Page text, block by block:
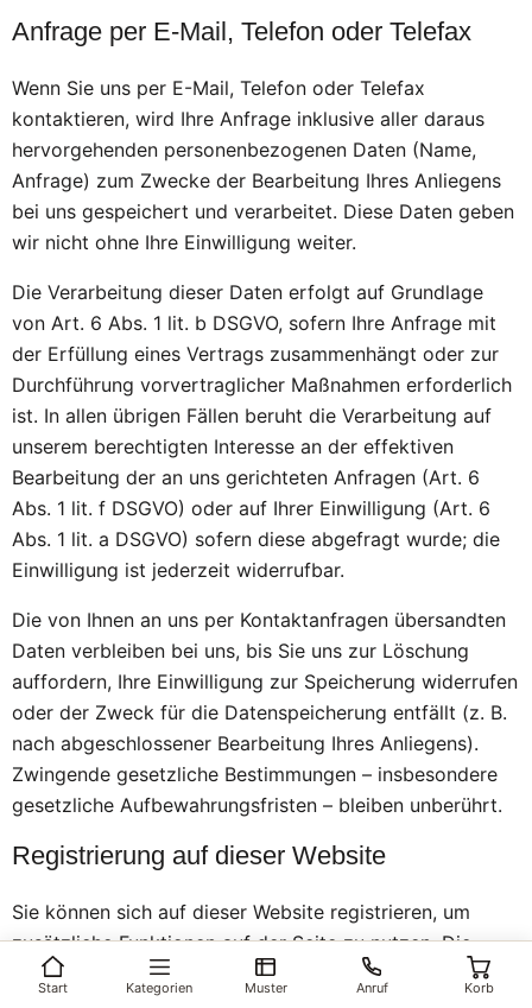
Anfrage per E-Mail, Telefon oder Telefax
Wenn Sie uns per E-Mail, Telefon oder Telefax
kontaktieren, wird Ihre Anfrage inklusive aller daraus
hervorgehenden personenbezogenen Daten (Name,
Anfrage) zum Zwecke der Bearbeitung Ihres Anliegens
bei uns gespeichert und verarbeitet. Diese Daten geben
wir nicht ohne Ihre Einwilligung weiter.
Die Verarbeitung dieser Daten erfolgt auf Grundlage
von Art. 6 Abs. 1 lit. b DSGVO, sofern Ihre Anfrage mit
der Erfüllung eines Vertrags zusammenhängt oder zur
Durchführung vorvertraglicher Maßnahmen erforderlich
ist. In allen übrigen Fällen beruht die Verarbeitung auf
unserem berechtigten Interesse an der effektiven
Bearbeitung der an uns gerichteten Anfragen (Art. 6
Abs. 1 lit. f DSGVO) oder auf Ihrer Einwilligung (Art. 6
Abs. 1 lit. a DSGVO) sofern diese abgefragt wurde; die
Einwilligung ist jederzeit widerrufbar.
Die von Ihnen an uns per Kontaktanfragen übersandten
Daten verbleiben bei uns, bis Sie uns zur Löschung
auffordern, Ihre Einwilligung zur Speicherung widerrufen
oder der Zweck für die Datenspeicherung entfällt (z. B.
nach abgeschlossener Bearbeitung Ihres Anliegens).
Zwingende gesetzliche Bestimmungen – insbesondere
gesetzliche Aufbewahrungsfristen – bleiben unberührt.
Registrierung auf dieser Website
Sie können sich auf dieser Website registrieren, um
zusätzliche Funktionen auf der Seite zu nutzen. Die
dazu eingegebenen Daten verwenden wir nur zum
Start Kategorien Muster Anruf Korb